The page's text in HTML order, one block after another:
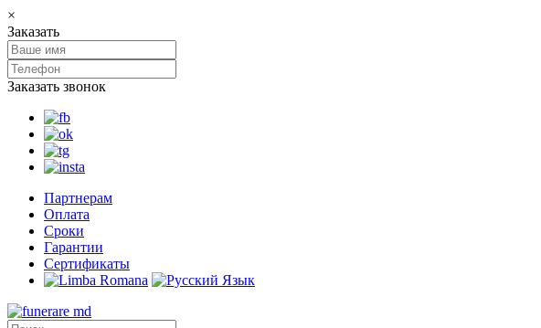
×
Заказать
Заказать звонок
Партнерам
Оплата
Сроки
Гарантии
Сертификаты